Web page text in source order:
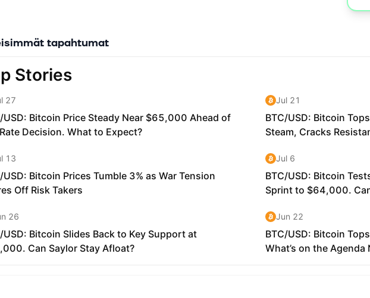
니다.
방식으로 통화발행정책을 변경했습니다. 그래서 최대 발행량이 2.3억 개로 제한되어있
급은 약 2.1억 개가 될 것으로 예상합니다. 채굴 보상은 500만 블록마다 20%씩 감소합
치 (키워드: 스마트 컨트랙트, DAPP을 통한 플랫폼의 확장성)
움 클래식은 포크되지 않은 기존의 블록체인을 유지한 것이기 때문에 사용하는 프로토콜
에 탈중앙화 앱(DAPP)을 개발할 수 있는 기술은 이더리움 클래식 플랫폼에서도 똑같이
니다. 현재 이더리움 클래식 플랫폼 위에서 운영되는 코인은 Corion platform(COR),
GeoFunders(GUNS) 등이 있습니다.
tapahtumat